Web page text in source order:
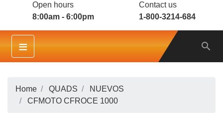
Open hours
8:00am - 6:00pm
Contact us
1-800-3214-684
≡ 
Home QUADS
NUEVOS
CFMOTO CFROCE 1000